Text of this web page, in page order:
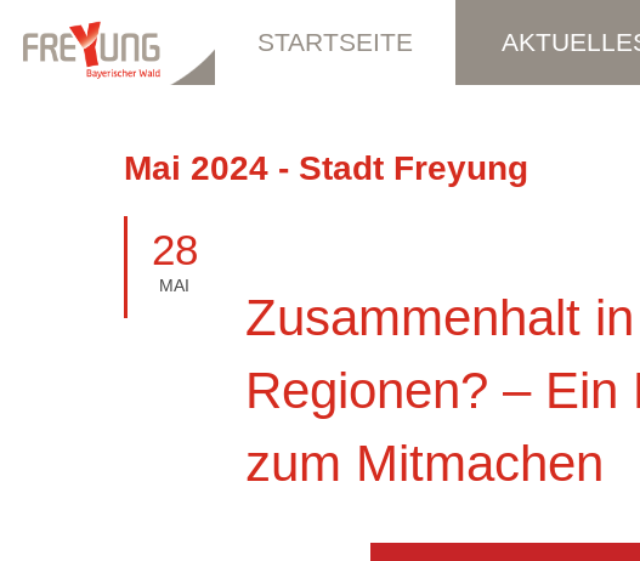
STARTSEITE
Mai 2024 - Stadt Freyung
28
MAI
Zusammenhalt
Regionen? –
zum Mitmachen